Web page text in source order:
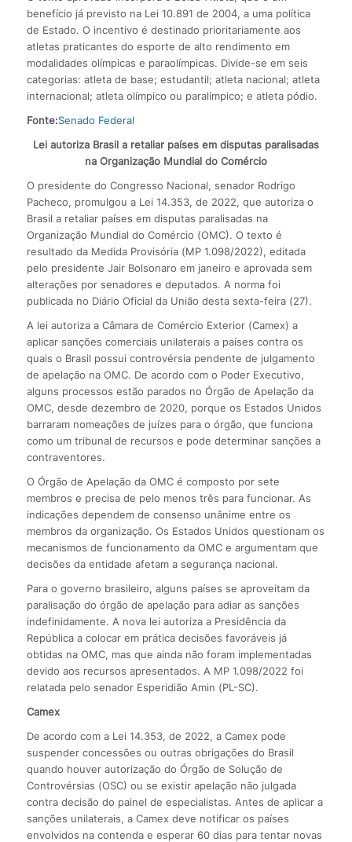
benefício já previsto na Lei 10.891 de 2004, a uma política
de Estado. O incentivo é destinado prioritariamente aos
atletas praticantes do esporte de alto rendimento em
modalidades olímpicas e paraolímpicas. Divide-se em seis
categorias: atleta de base; estudantil; atleta nacional; atleta
internacional; atleta olímpico ou paralímpico; e atleta pódio.
Fonte:Senado Federal
Lei autoriza Brasil a retaliar países em disputas paralisadas
na Organização Mundial do Comércio
O presidente do Congresso Nacional, senador Rodrigo
Pacheco, promulgou a Lei 14.353, de 2022, que autoriza o
Brasil a retaliar países em disputas paralisadas na
Organização Mundial do Comércio (OMC). O texto é
resultado da Medida Provisória (MP 1.098/2022), editada
pelo presidente Jair Bolsonaro em janeiro e aprovada sem
alterações por senadores e deputados. A norma foi
publicada no Diário Oficial da União desta sexta-feira (27).
A lei autoriza a Câmara de Comércio Exterior (Camex) a
aplicar sanções comerciais unilaterais a países contra os
quais o Brasil possui controvérsia pendente de julgamento
de apelação na OMC. De acordo com o Poder Executivo,
alguns processos estão parados no Órgão de Apelação da
OMC, desde dezembro de 2020, porque os Estados Unidos
barraram nomeações de juízes para o órgão, que funciona
como um tribunal de recursos e pode determinar sanções a
contraventores.
O Órgão de Apelação da OMC é composto por sete
membros e precisa de pelo menos três para funcionar. As
indicações dependem de consenso unânime entre os
membros da organização. Os Estados Unidos questionam os
mecanismos de funcionamento da OMC e argumentam que
decisões da entidade afetam a segurança nacional.
Para o governo brasileiro, alguns países se aproveitam da
paralisação do órgão de apelação para adiar as sanções
indefinidamente. A nova lei autoriza a Presidência da
República a colocar em prática decisões favoráveis já
obtidas na OMC, mas que ainda não foram implementadas
devido aos recursos apresentados. A MP 1.098/2022 foi
relatada pelo senador Esperidião Amin (PL-SC).
Camex
De acordo com a Lei 14.353, de 2022, a Camex pode
suspender concessões ou outras obrigações do Brasil
quando houver autorização do Órgão de Solução de
Controvérsias (OSC) ou se existir apelação não julgada
contra decisão do painel de especialistas. Antes de aplicar a
sanções unilaterais, a Camex deve notificar os países
envolvidos na contenda e esperar 60 dias para tentar novas